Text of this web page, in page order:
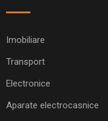
Imobiliare
Transport
Electronice
Aparate electrocasnice